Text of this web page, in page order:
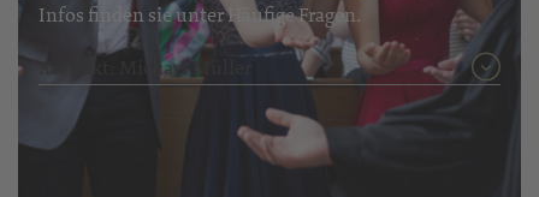
Infos finden sie unter Häufige Fragen.
Kontakt: Michael Müller